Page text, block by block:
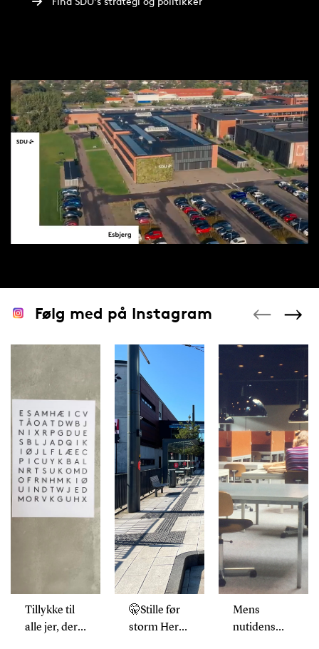
Følg med på Instagram
Tillykke til
alle jer, der
🤫Stille før
storm Her
Mens
nutidens